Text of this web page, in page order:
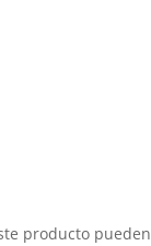
producto pueden